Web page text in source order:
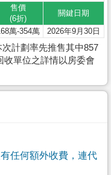
售價
(6折)
關鍵日期
萬-354萬 2026年9月30日
計劃率先推售其中857
收單位之詳情以房委會
任何額外收費，連代